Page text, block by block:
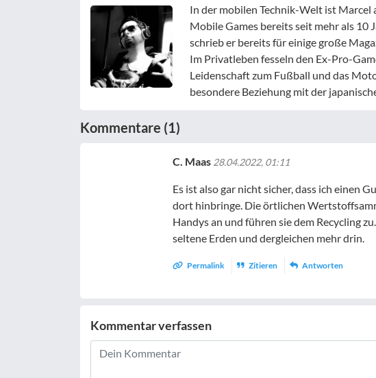
In der mobilen Technik-Welt ist Marcel
Mobile Games bereits seit mehr als 10
schrieb er bereits für einige große
Im Privatleben fesseln den Ex-Pro-
Leidenschaft zum Fußball und das
besondere Beziehung mit der
Kommentare (1)
C. Maas 28.04.2022, 01:11
Es ist also gar nicht sicher, dass ich einen
dort hinbringe. Die örtlichen
Handys an und führen sie dem Recycling
seltene Erden und dergleichen mehr drin.
Permalink Zitieren Antworten
Kommentar verfassen